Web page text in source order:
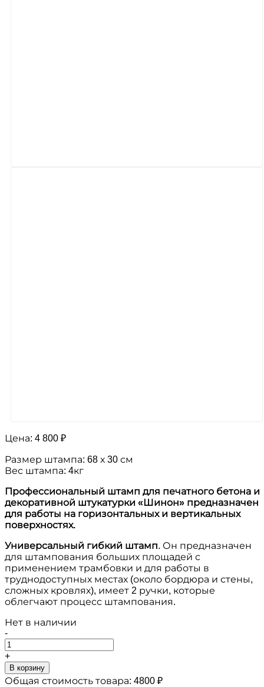
Цена: 4 800 ₽
Размер штампа: 68 х 30 см
Вес штампа: 4кг
Профессиональный штамп для печатного бетона и
декоративной штукатурки «Шинон» предназначен
для работы на горизонтальных и вертикальных
поверхностях.
Универсальный гибкий штамп. Он предназначен
для штампования больших площадей с
применением трамбовки и для работы в
труднодоступных местах (около бордюра и стены,
сложных кровлях), имеет 2 ручки, которые
облегчают процесс штампования.
Нет в наличии
-
+
В корзину
Общая стоимость товара: 4800 ₽